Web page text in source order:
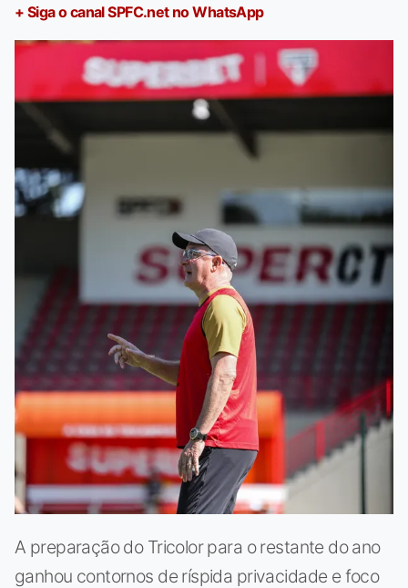
+ Siga o canal SPFC.net no WhatsApp
A preparação do Tricolor para o restante do ano
ganhou contornos de ríspida privacidade e foco